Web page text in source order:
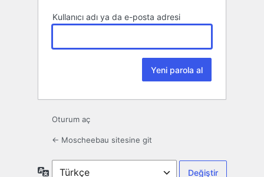
Kullanıcı adı ya da e-posta adresi
Oturum aç
← Moscheebau sitesine git
Dil